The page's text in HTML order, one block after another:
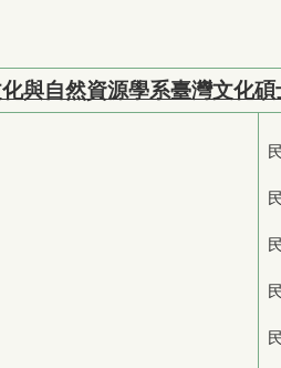
與自然資源學系臺灣文化碩